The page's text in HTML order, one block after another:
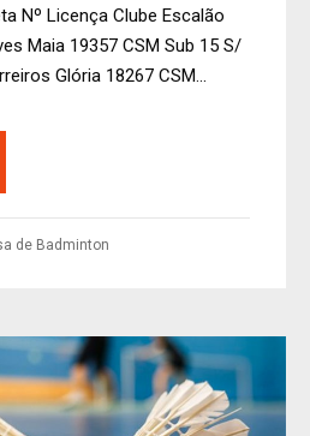
Nº Licença Clube Escalão
Maia 19357 CSM Sub 15 S/
Glória 18267 CSM...
de Badminton